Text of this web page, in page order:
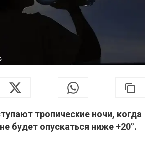
тропические ночи, когда
будет опускаться ниже +20°.